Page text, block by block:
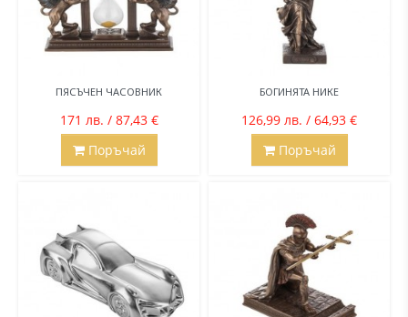
ПЯСЪЧЕН ЧАСОВНИК
171 лв. / 87,43 €
Поръчай
БОГИНЯТА НИКЕ
126,99 лв. / 64,93 €
Поръчай